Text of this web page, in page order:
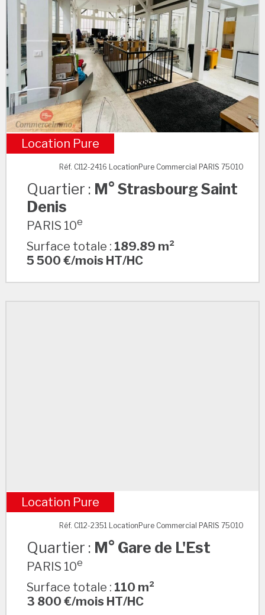
M° Strasbourg Saint Denis
Location Pure
Réf. CI12-2416 LocationPure Commercial PARIS 75010
Quartier : M° Strasbourg Saint
Denis
PARIS 10e
Surface totale : 189.89 m²
5 500 €/mois HT/HC
M° Gare de L'Est
Location Pure
Réf. CI12-2351 LocationPure Commercial PARIS 75010
Quartier : M° Gare de L'Est
PARIS 10e
Surface totale : 110 m²
3 800 €/mois HT/HC